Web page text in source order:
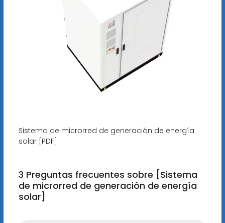
Sistema de microrred de generación de energía
solar [PDF]
3 Preguntas frecuentes sobre [Sistema
de microrred de generación de energía
solar]